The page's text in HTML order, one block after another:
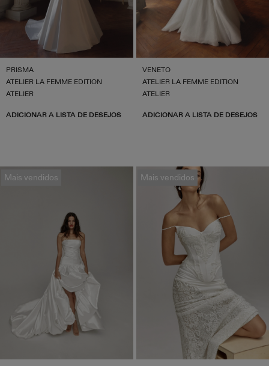
PRISMA
ATELIER LA FEMME EDITION
ATELIER
ADICIONAR A LISTA DE DESEJOS
VENETO
ATELIER LA FEMME EDITION
ATELIER
ADICIONAR A LISTA DE DESEJOS
Mais vendidos Mais vendidos